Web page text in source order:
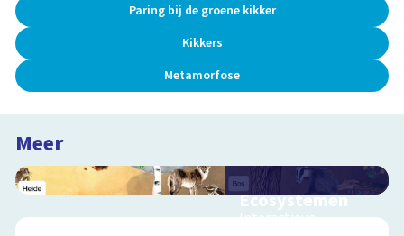
Paring bij de groene kikker
Kikkers
Metamorfose
Meer
Ecosystemen
Interactieve